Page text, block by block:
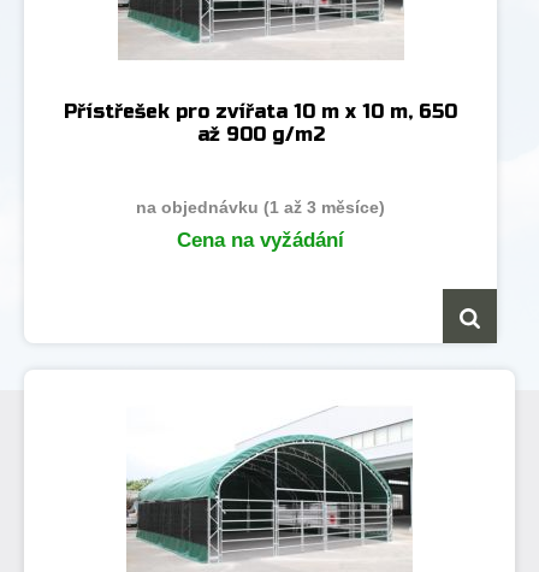
Přístřešek pro zvířata 10 m x 10 m, 650
až 900 g/m2
na objednávku (1 až 3 měsíce)